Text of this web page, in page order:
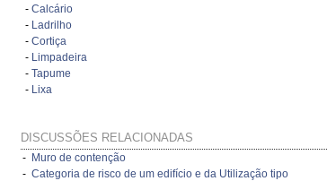
- Calcário
- Ladrilho
- Cortiça
- Limpadeira
- Tapume
- Lixa
DISCUSSÕES RELACIONADAS
- Muro de contenção
- Categoria de risco de um edifício e da Utilização tipo